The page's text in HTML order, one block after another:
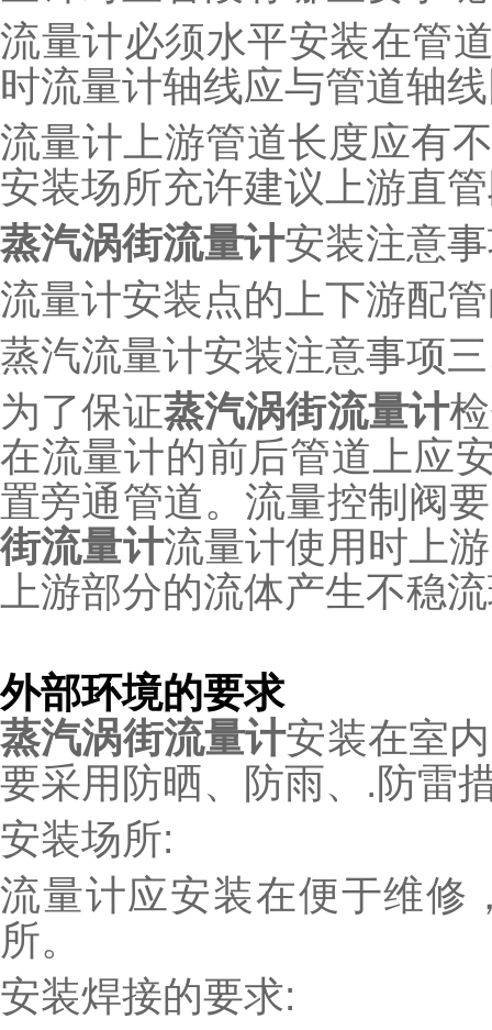
流量计必须水平安装在管
时流量计轴线应与管道轴
流量计上游管道长度应有
安装场所充许建议上游直
蒸汽涡街流量计安装注意
流量计安装点的上下游配
蒸汽流量计安装注意事项
为了保证蒸汽涡街流量计
在流量计的前后管道上应
置旁通管道。流量控制阀
街流量计流量计使用时上
上游部分的流体产生不稳
外部环境的要求
蒸汽涡街流量计安装在室
要采用防晒、防雨、.防雷
安装场所:
流量计应安装在便于维修
所。
安装焊接的要求: